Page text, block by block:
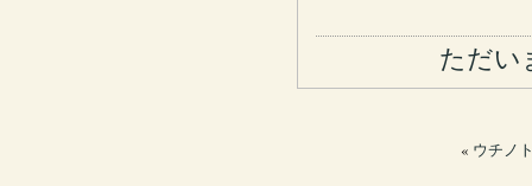
ただい
« ウチノ